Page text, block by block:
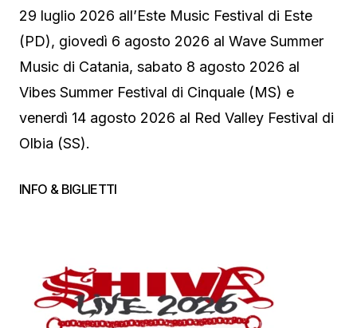
29 luglio 2026 all’Este Music Festival di Este
(PD), giovedì 6 agosto 2026 al Wave Summer
Music di Catania, sabato 8 agosto 2026 al
Vibes Summer Festival di Cinquale (MS) e
venerdì 14 agosto 2026 al Red Valley Festival di
Olbia (SS).
INFO & BIGLIETTI